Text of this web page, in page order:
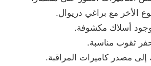
الأخر مع براغي دريوال.
أسلاك مكشوفة.
ثقوب مناسبة.
إلى مصدر كاميرات المراقبة.